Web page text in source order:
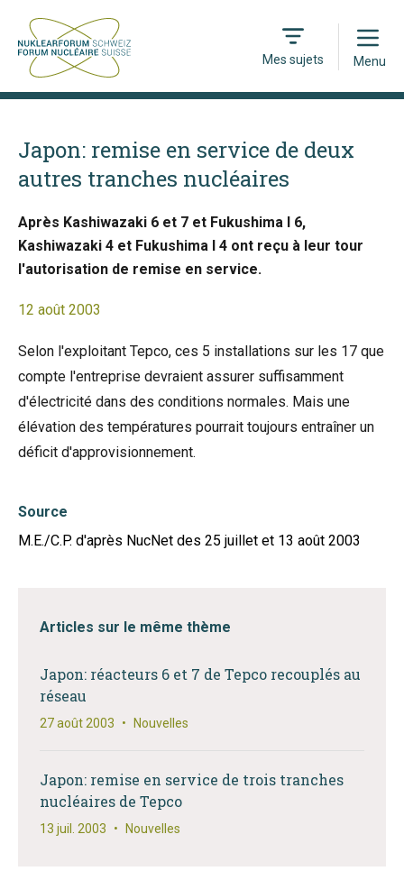
Mes sujets
Open
Menu
Japon: remise en service de deux
autres tranches nucléaires
Après Kashiwazaki 6 et 7 et Fukushima I 6,
Kashiwazaki 4 et Fukushima I 4 ont reçu à leur tour
l'autorisation de remise en service.
12 août 2003
Selon l'exploitant Tepco, ces 5 installations sur les 17 que
compte l'entreprise devraient assurer suffisamment
d'électricité dans des conditions normales. Mais une
élévation des températures pourrait toujours entraîner un
déficit d'approvisionnement.
Source
M.E./C.P. d'après NucNet des 25 juillet et 13 août 2003
Articles sur le même thème
Japon: réacteurs 6 et 7 de Tepco recouplés au
réseau
27 août 2003 • Nouvelles
Japon: remise en service de trois tranches
nucléaires de Tepco
13 juil. 2003 • Nouvelles